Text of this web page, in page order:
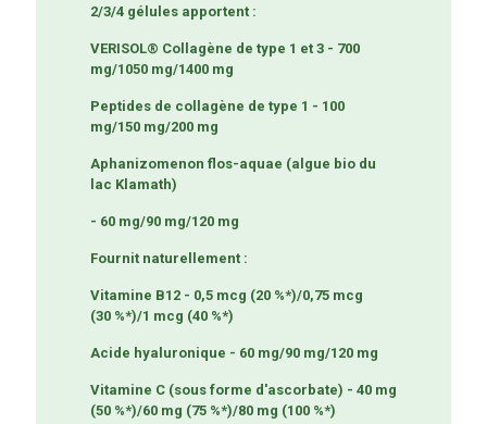
2/3/4 gélules apportent :
VERISOL® Collagène de type 1 et 3 - 700
mg/1050 mg/1400 mg
Peptides de collagène de type 1 - 100
mg/150 mg/200 mg
Aphanizomenon flos-aquae (algue bio du
lac Klamath)
- 60 mg/90 mg/120 mg
Fournit naturellement :
Vitamine B12 - 0,5 mcg (20 %*)/0,75 mcg
(30 %*)/1 mcg (40 %*)
Acide hyaluronique - 60 mg/90 mg/120 mg
Vitamine C (sous forme d'ascorbate) - 40 mg
(50 %*)/60 mg (75 %*)/80 mg (100 %*)